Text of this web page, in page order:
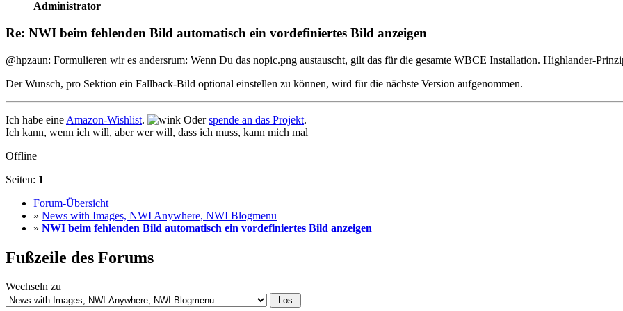
Administrator
Re: NWI beim fehlenden Bild automatisch ein vordefiniertes Bild anzeigen
@hpzaun: Formulieren wir es andersrum: Wenn Du das nopic.png austauscht, gilt das für die gesamte WBCE Installation. Highlander-
Der Wunsch, pro Sektion ein Fallback-Bild optional einstellen zu können, wird für die nächste Version aufgenommen.
Ich habe eine Amazon-Wishlist. Oderspende an das Projekt.
Ich kann, wenn ich will, aber wer will, dass ich muss, kann mich mal
Offline
Seiten: 1
Forum-Übersicht
» News with Images, NWI Anywhere, NWI Blogmenu
» NWI beim fehlenden Bild automatisch ein vordefiniertes Bild anzeigen
Fußzeile des Forums
Wechseln zu